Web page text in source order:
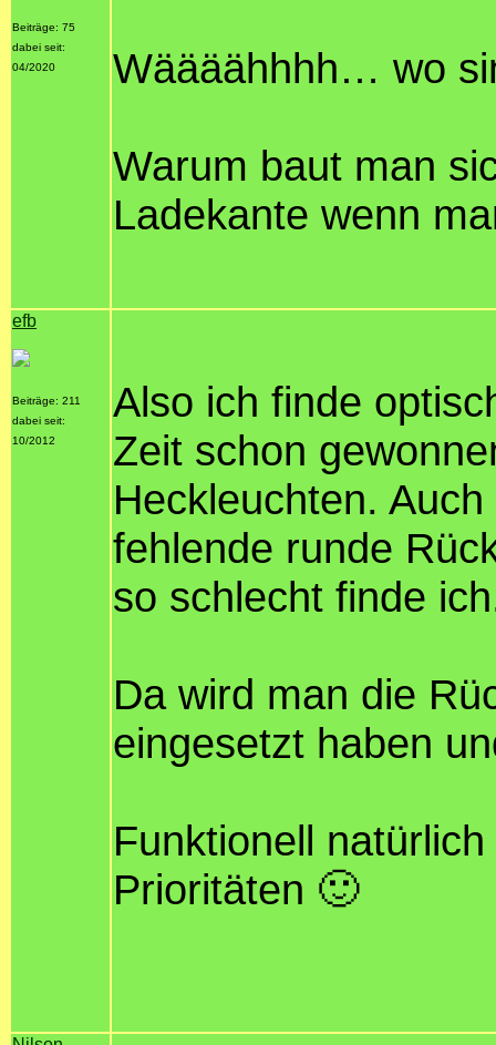
Beiträge: 75
dabei seit:
04/2020
Wäääähhhh… wo
Warum baut man
Ladekante wenn
efb
Beiträge: 211
dabei seit:
10/2012
Also ich finde
Zeit schon
Heckleuchten.
fehlende runde
so schlecht finde
Da wird man die
eingesetzt haben
Funktionell
Prioritäten 🙂